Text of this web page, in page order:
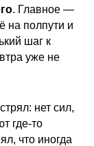
. Главное —
на полпути и
шаг к
уже не
нет сил,
где-то
что иногда